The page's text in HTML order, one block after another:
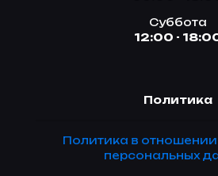
Суббота
12:00 -
Политика
Политика в
персональных